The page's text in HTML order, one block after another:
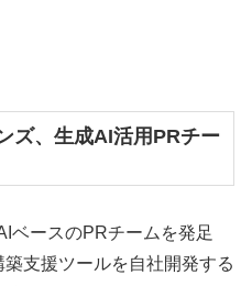
ズ、生成AI活用PRチー
ベースのPRチームを発足
支援ツールを自社開発する